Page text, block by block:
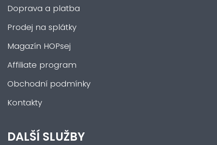
Doprava a platba
Prodej na splátky
Magazín HOPsej
Affiliate program
Obchodní podmínky
Kontakty
DALŠÍ SLUŽBY